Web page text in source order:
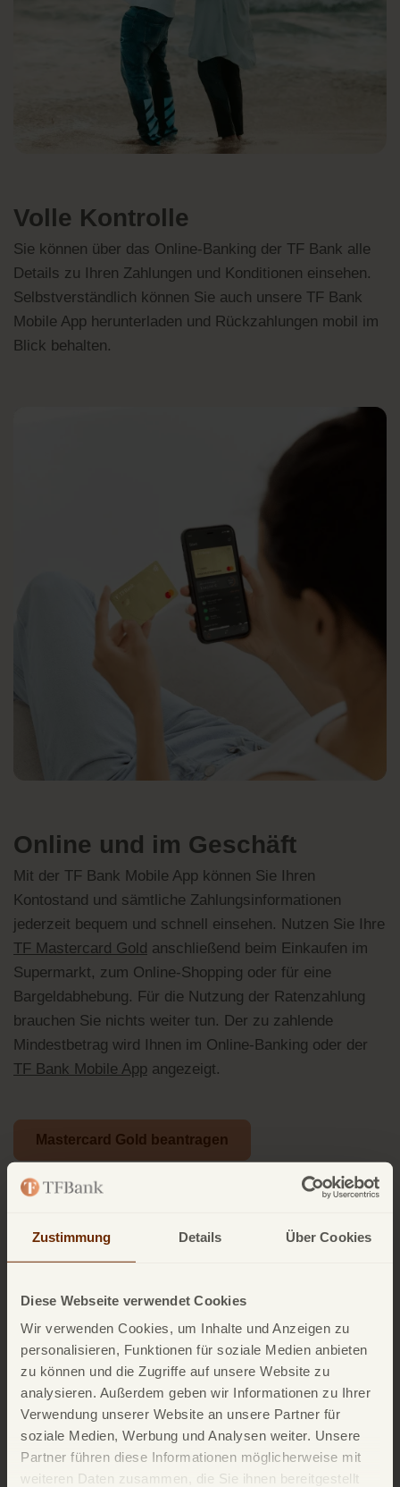
Zustimmung Details Über Cookies
Diese Webseite verwendet Cookies
Wir verwenden Cookies, um Inhalte und Anzeigen zu
personalisieren, Funktionen für soziale Medien anbieten
zu können und die Zugriffe auf unsere Website zu
analysieren. Außerdem geben wir Informationen zu Ihrer
Verwendung unserer Website an unsere Partner für
soziale Medien, Werbung und Analysen weiter. Unsere
Partner führen diese Informationen möglicherweise mit
weiteren Daten zusammen, die Sie ihnen bereitgestellt
Volle Kontrolle
Sie können über das Online-Banking der TF Bank alle
Details zu Ihren Zahlungen und Konditionen einsehen.
Selbstverständlich können Sie auch unsere TF Bank
Mobile App herunterladen und Rückzahlungen mobil im
Blick behalten.
Online und im Geschäft
Mit der TF Bank Mobile App können Sie Ihren
Kontostand und sämtliche Zahlungsinformationen
jederzeit bequem und schnell einsehen. Nutzen Sie Ihre
TF Mastercard Gold anschließend beim Einkaufen im
Supermarkt, zum Online-Shopping oder für eine
Bargeldabhebung. Für die Nutzung der Ratenzahlung
brauchen Sie nichts weiter tun. Der zu zahlende
Mindestbetrag wird Ihnen im Online-Banking oder der
TF Bank Mobile App angezeigt.
Mastercard Gold beantragen